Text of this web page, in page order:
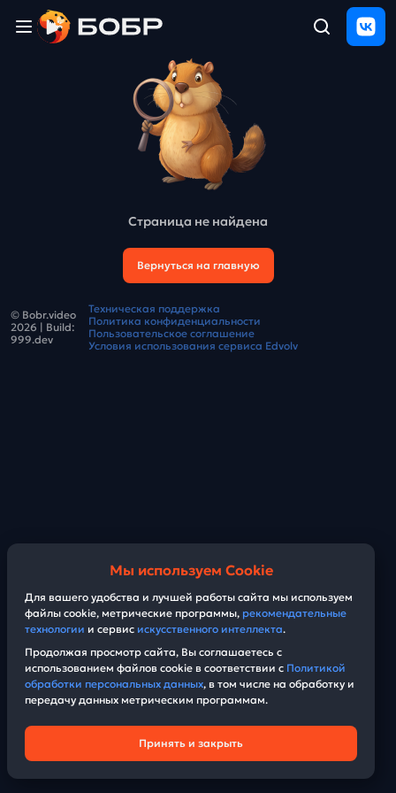
и
отзыв
Страница не найдена
Вернуться на главную
© Bobr.video
2026 | Build:
999.dev
Техническая поддержка
Политика конфиденциальности
Пользовательское соглашение
Условия использования сервиса Edvolv
Мы используем Cookie
Для вашего удобства и лучшей работы сайта мы используем
файлы cookie, метрические программы, рекомендательные
технологии и сервис искусственного интеллекта.
Продолжая просмотр сайта, Вы соглашаетесь с
использованием файлов cookie в соответствии с Политикой
обработки персональных данных, в том числе на обработку и
передачу данных метрическим программам.
Принять и закрыть